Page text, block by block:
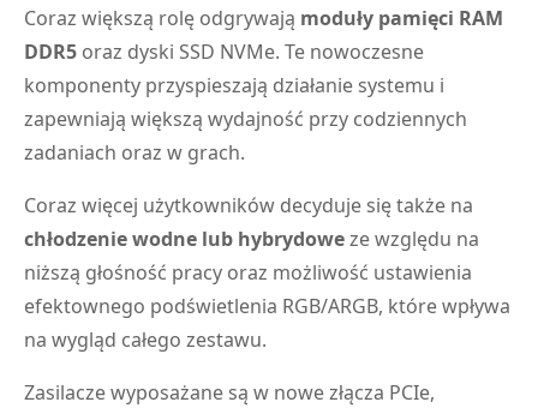
Coraz większą rolę odgrywają moduły pamięci RAM
DDR5 oraz dyski SSD NVMe. Te nowoczesne
komponenty przyspieszają działanie systemu i
zapewniają większą wydajność przy codziennych
zadaniach oraz w grach.
Coraz więcej użytkowników decyduje się także na
chłodzenie wodne lub hybrydoweze względu na
niższą głośność pracy oraz możliwość ustawienia
efektownego podświetlenia RGB/ARGB, które wpływa
na wygląd całego zestawu.
Zasilacze wyposażane są w nowe złącza PCIe,